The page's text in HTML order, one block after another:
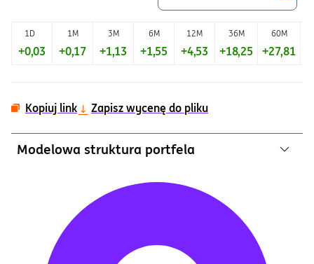
1D 1M 3M 6M 12M 36M 60M
+0,03 +0,17 +1,13 +1,55 +4,53 +18,25 +27,81
Kopiuj link Zapisz wycenę do pliku
Modelowa struktura portfela